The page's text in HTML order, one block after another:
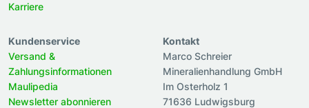
Karriere
Kundenservice
Versand &
Zahlungsinformationen
Maulipedia
Newsletter abonnieren
Kontakt
Marco Schreier
Mineralienhandlung GmbH
Im Osterholz 1
71636 Ludwigsburg